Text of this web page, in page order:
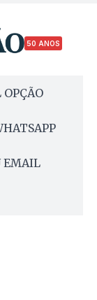
50 ANOS
OPÇÃO
EMAIL